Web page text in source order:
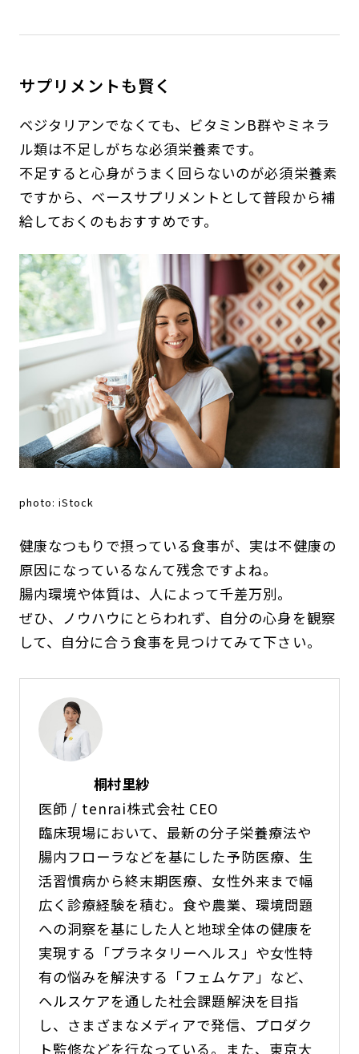
サプリメントも賢く
ベジタリアンでなくても、ビタミンB群やミネラ
ル類は不足しがちな必須栄養素です。
不足すると心身がうまく回らないのが必須栄養素
ですから、ベースサプリメントとして普段から補
給しておくのもおすすめです。
photo: iStock
健康なつもりで摂っている食事が、実は不健康の
原因になっているなんて残念ですよね。
腸内環境や体質は、人によって千差万別。
ぜひ、ノウハウにとらわれず、自分の心身を観察
して、自分に合う食事を見つけてみて下さい。
桐村里紗
医師 / tenrai株式会社 CEO
臨床現場において、最新の分子栄養療法や
腸内フローラなどを基にした予防医療、生
活習慣病から終末期医療、女性外来まで幅
広く診療経験を積む。食や農業、環境問題
への洞察を基にした人と地球全体の健康を
実現する「プラネタリーヘルス」や女性特
有の悩みを解決する「フェムケア」など、
ヘルスケアを通した社会課題解決を目指
し、さまざまなメディアで発信、プロダク
ト監修などを行なっている。また、東京大